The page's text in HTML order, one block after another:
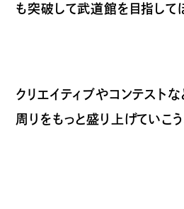
も突破して武道館を目指してほ
クリエイティブやコンテスト
周りをもっと盛り上げていこ